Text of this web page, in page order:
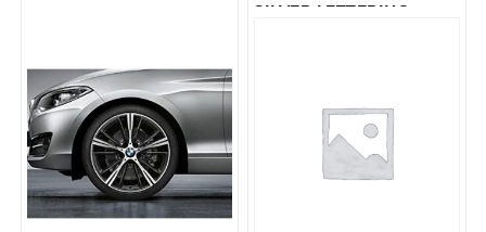
SILVER LETTERING,